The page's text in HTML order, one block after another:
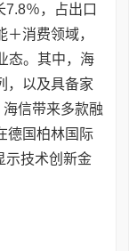
％，占出口
消费领域，
态。其中，海
，以及具备家
海信带来多款融
德国柏林国际
示技术创新金